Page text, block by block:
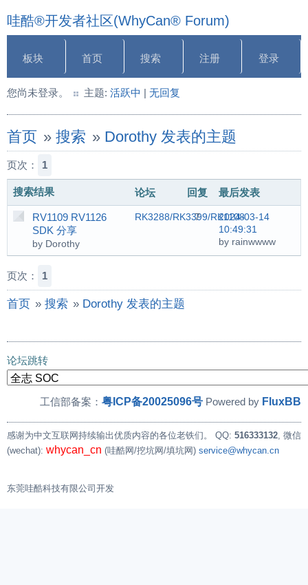
哇酷®开发者社区(WhyCan® Forum)
板块 首页 搜索 注册 登录
您尚未登录。 主题: 活跃中 | 无回复
首页 » 搜索 » Dorothy 发表的主题
页次： 1
搜索结果 论坛 回复 最后发表
RV1109 RV1126
SDK 分享
by Dorothy
RK3288/RK3399/RK1108
7
2024-03-14
10:49:31
by rainwwww
页次： 1
首页 » 搜索 » Dorothy 发表的主题
论坛跳转
工信部备案： 粤ICP备20025096号 Powered by FluxBB
感谢为中文互联网持续输出优质内容的各位老铁们。 QQ: 516333132, 微信
(wechat): whycan_cn (哇酷网/挖坑网/填坑网) service@whycan.cn
东莞哇酷科技有限公司开发